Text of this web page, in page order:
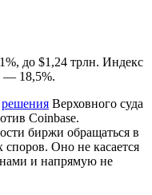
до $1,24 трлн. Индекс
— 18,5%.
решения Верховного суда
Coinbase.
биржи обращаться в
Оно не касается
и напрямую не